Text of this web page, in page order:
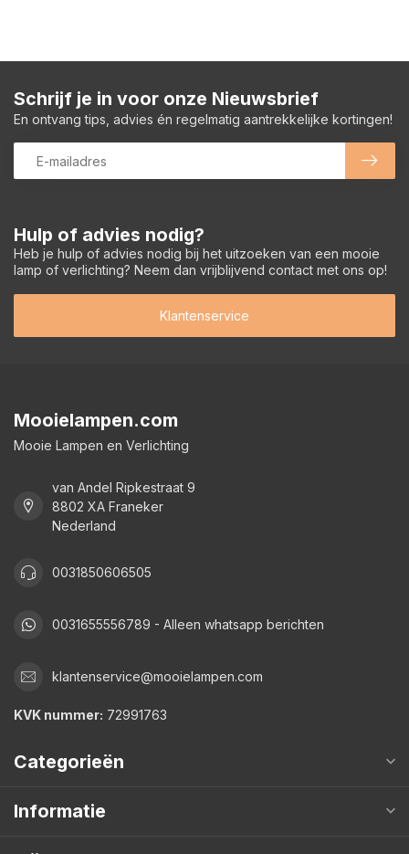
Hulp of advies nodig?
Heb je hulp of advies nodig bij het uitzoeken van een mooie
lamp of verlichting? Neem dan vrijblijvend contact met ons op!
Klantenservice
Schrijf je in voor onze Nieuwsbrief
En ontvang tips, advies én regelmatig aantrekkelijke kortingen!
Mooielampen.com
Mooie Lampen en Verlichting
van Andel Ripkestraat 9
8802 XA Franeker
Nederland
0031850606505
0031655556789 - Alleen whatsapp berichten
klantenservice@mooielampen.com
KVK nummer: 72991763
Categorieën
Informatie